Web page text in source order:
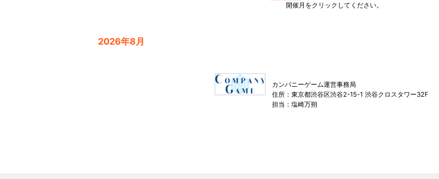
開催月をクリックしてください。
2026年8月
カンパニーゲーム運営事務局
住所：東京都渋谷区渋谷2-15-1 渋谷クロスタワー32F
担当：塩崎万朔